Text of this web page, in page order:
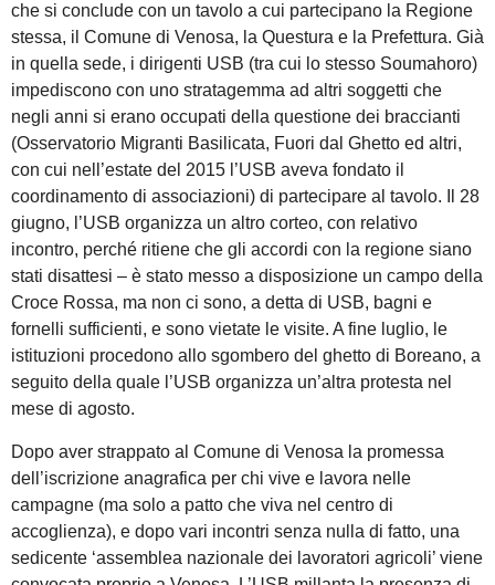
che si conclude con un tavolo a cui partecipano la Regione
stessa, il Comune di Venosa, la Questura e la Prefettura. Già
in quella sede, i dirigenti USB (tra cui lo stesso Soumahoro)
impediscono con uno stratagemma ad altri soggetti che
negli anni si erano occupati della questione dei braccianti
(Osservatorio Migranti Basilicata, Fuori dal Ghetto ed altri,
con cui nell’estate del 2015 l’USB aveva fondato il
coordinamento di associazioni) di partecipare al tavolo. Il 28
giugno, l’USB organizza un altro corteo, con relativo
incontro, perché ritiene che gli accordi con la regione siano
stati disattesi – è stato messo a disposizione un campo della
Croce Rossa, ma non ci sono, a detta di USB, bagni e
fornelli sufficienti, e sono vietate le visite. A fine luglio, le
istituzioni procedono allo sgombero del ghetto di Boreano, a
seguito della quale l’USB organizza un’altra protesta nel
mese di agosto.
Dopo aver strappato al Comune di Venosa la promessa
dell’iscrizione anagrafica per chi vive e lavora nelle
campagne (ma solo a patto che viva nel centro di
accoglienza), e dopo vari incontri senza nulla di fatto, una
sedicente ‘assemblea nazionale dei lavoratori agricoli’ viene